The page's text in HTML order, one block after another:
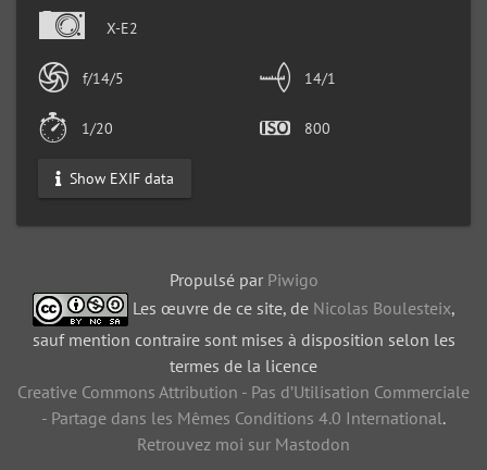
X-E2
f/14/5 14/1
1/20 800
Show EXIF data
Propulsé par Piwigo
Les œuvre de ce site, de Nicolas Boulesteix,
sauf mention contraire sont mises à disposition selon les
termes de la licence
Creative Commons Attribution - Pas d’Utilisation Commerciale
- Partage dans les Mêmes Conditions 4.0 International.
Retrouvez moi sur Mastodon